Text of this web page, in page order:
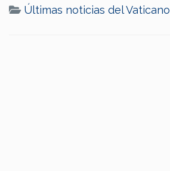
Últimas noticias del Vaticano